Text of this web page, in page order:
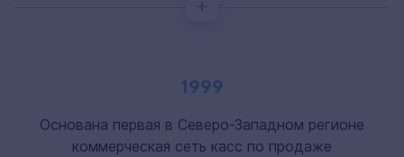
1999
Основана первая в Северо-Западном регионе
коммерческая сеть касс по продаже